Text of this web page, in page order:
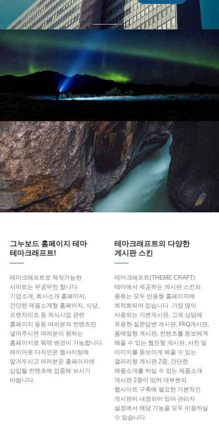
그누보드 홈페이지 테마
테마크래프트!
테마크래프트로 제작가능한
사이트는 무궁무진 합니다.
기업소개, 회사소개 홈페이지,
간단한 제품소개형 홈페이지, 식당,
프랜차이즈 등 외식사업 관련
홈페이지 등등 여러분의 컨텐츠만
넣어주시면 여러분이 원하는
홈페이지로 뚝딱 변경이 가능합니다.
레이아웃 디자인은 웹사이팅에
맡겨두시고 여러분은 홈페이지에
삽입될 컨텐츠에 집중해 보시기
바랍니다.
테마크래프트의 다양한
게시판 스킨
테마크래프트(THEME CRAFT)
테마에서 제공하는 게시판 스킨의
종류는 모두 반응형 홈페이지에
최적화되어 있습니다. 가장 많이
사용되는 기본게시판, 고객 상담에
유용한 질문답변 게시판, FAQ게시판,
폼메일형 게시판, 컨텐츠를 돋보에게
해줄 수 있는 웹진형 게시판, 사진 및
이미지를 돋보이게 해줄 수 있는
갤러리형 게시판 2종, 간단한
제품소개를 하실 수 있는 제품소개
게시판 2종이 있어 대부분의
웹사이트 구축에 필요한 기본적인
게시판이 내장되어 있어 관리자
설정에서 해당 기능을 모두 이용하실
수 있습니다.